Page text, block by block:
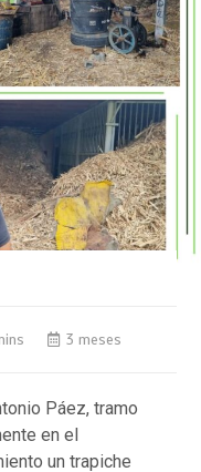
3 meses
Páez, tramo
en el
un trapiche